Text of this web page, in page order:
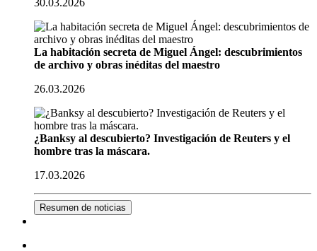
30.03.2026
La habitación secreta de Miguel Ángel: descubrimientos
de archivo y obras inéditas del maestro
26.03.2026
¿Banksy al descubierto? Investigación de Reuters y el
hombre tras la máscara.
17.03.2026
Resumen de noticias